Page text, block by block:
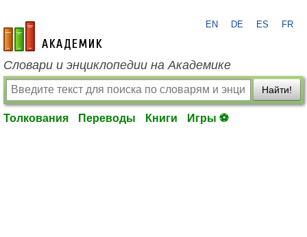
academic.ru
EN DE ES FR
Словари и энциклопедии на Академике
Найти!
Толкования Переводы Книги Игры ⚽